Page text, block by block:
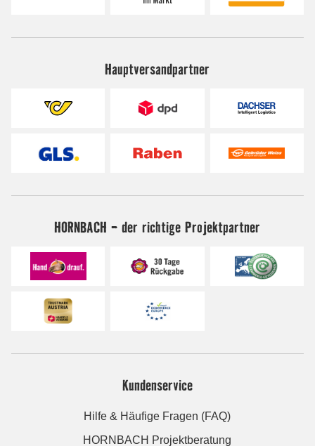
Hauptversandpartner
HORNBACH - der richtige Projektpartner
Kundenservice
Hilfe & Häufige Fragen (FAQ)
HORNBACH Projektberatung